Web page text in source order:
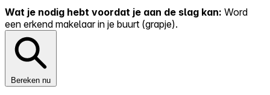
Wat je nodig hebt voordat je aan de slag kan: Word
een erkend makelaar in je buurt (grapje).
Bereken nu